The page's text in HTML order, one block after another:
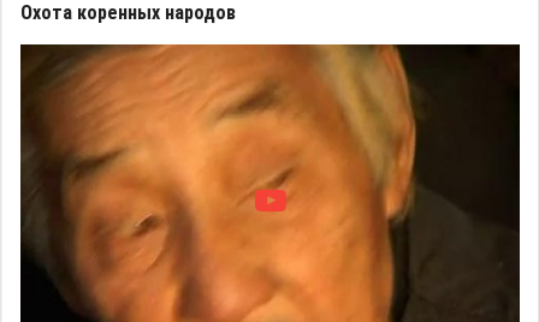
Охота коренных народов